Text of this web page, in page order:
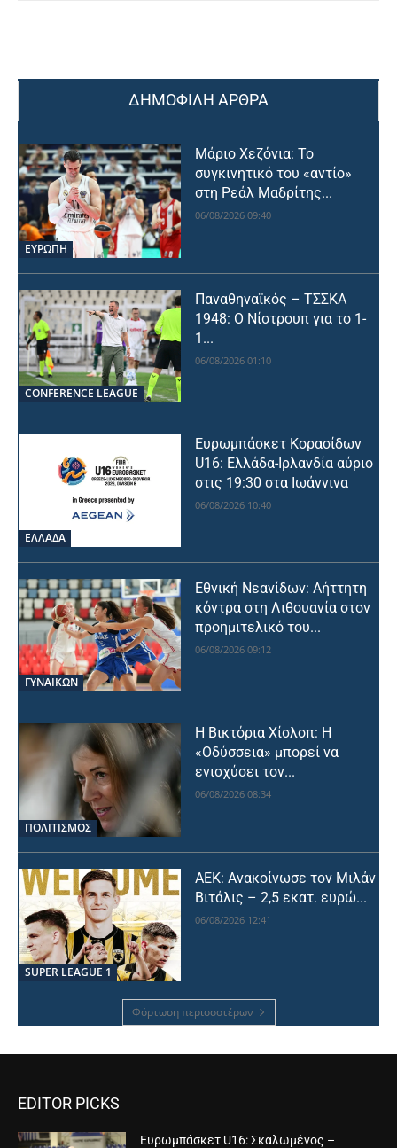
ΔΗΜΟΦΙΛΗ ΑΡΘΡΑ
ΕΥΡΩΠΗ
Μάριο Χεζόνια: Το
συγκινητικό του «αντίο»
στη Ρεάλ Μαδρίτης...
06/08/2026 09:40
CONFERENCE LEAGUE
Παναθηναϊκός – ΤΣΣΚΑ
1948: Ο Νίστρουπ για το 1-
1...
06/08/2026 01:10
ΕΛΛΑΔΑ
Ευρωμπάσκετ Κορασίδων
U16: Ελλάδα-Ιρλανδία αύριο
στις 19:30 στα Ιωάννινα
06/08/2026 10:40
ΓΥΝΑΙΚΩΝ
Εθνική Νεανίδων: Αήττητη
κόντρα στη Λιθουανία στον
προημιτελικό του...
06/08/2026 09:12
ΠΟΛΙΤΙΣΜΟΣ
Η Βικτόρια Χίσλοπ: Η
«Οδύσσεια» μπορεί να
ενισχύσει τον...
06/08/2026 08:34
SUPER LEAGUE 1
ΑΕΚ: Ανακοίνωσε τον Μιλάν
Βιτάλις – 2,5 εκατ. ευρώ...
06/08/2026 12:41
Φόρτωση περισσοτέρων
EDITOR PICKS
Ευρωμπάσκετ U16: Σκαλωμένος –